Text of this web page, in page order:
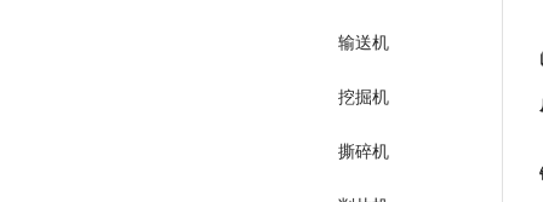
输送机
挖掘机
撕碎机